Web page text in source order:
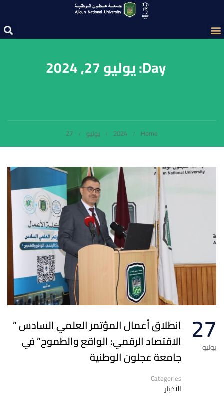
Day: يوليو 27, 2024
Home
2024 يوليو 27
27
يوليو
انطلاق أعمال المؤتمر العلمي السادس ”
الاقتصاد الرقمي: الواقع والطموح” في
جامعة عجلون الوطنية
Categories
الاخبار